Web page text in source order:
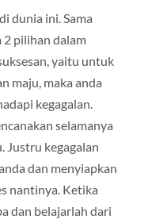
dunia ini. Sama
2 pilihan dalam
yaitu untuk
maju, maka anda
kegagalan.
selamanya
Justru kegagalan
dan menyiapkan
nantinya. Ketika
dan belajarlah dari